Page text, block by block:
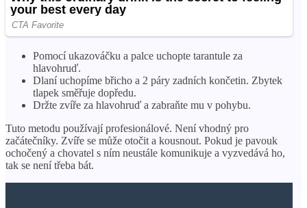
Pomocí ukazováčku a palce uchopte tarantule za
hlavohruď.
Dlaní uchopíme břicho a 2 páry zadních končetin. Zbytek
tlapek směřuje dopředu.
Držte zvíře za hlavohruď a zabraňte mu v pohybu.
Tuto metodu používají profesionálové. Není vhodný pro
začátečníky. Zvíře se může otočit a kousnout. Pokud je pavouk
ochočený a chovatel s ním neustále komunikuje a vyzvedává ho,
tak se není třeba bát.